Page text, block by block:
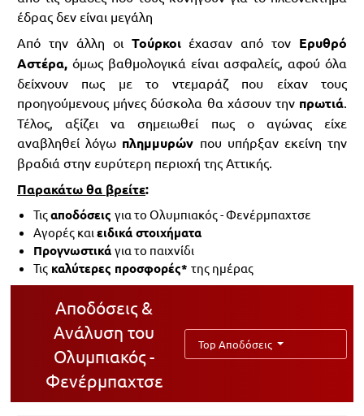
έδρας δεν είναι μεγάλη
Από την άλλη οι Τούρκοιέχασαν από τον Ερυθρό
Αστέρα, όμως βαθμολογικά είναι ασφαλείς, αφού όλα
δείχνουν πως με το ντεμαράζ που είχαν τους
προηγούμενους μήνες δύσκολα θα χάσουν την πρωτιά.
Τέλος, αξίζει να σημειωθεί πως ο αγώνας είχε
αναβληθεί λόγω πλημμυρών που υπήρξαν εκείνη την
βραδιά στην ευρύτερη περιοχή της Αττικής.
Παρακάτω θα βρείτε:
Τιςαποδόσεις για το Ολυμπιακός - Φενέρμπαχτσε
Αγορές και ειδικά στοιχήματα
Προγνωστικά για το παιχνίδι
Τις καλύτερες προσφορές* της ημέρας
Αποδόσεις &
Ανάλυση του
Ολυμπιακός -
Φενέρμπαχτσε
Top Αποδόσεις